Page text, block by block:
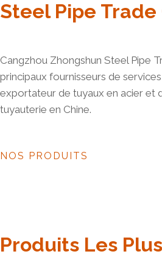
Steel Pipe Trade
Cangzhou Zhongshun Steel Pipe
principaux fournisseurs de
exportateur de tuyaux en acier et
tuyauterie en Chine.
NOS PRODUITS
Produits Les